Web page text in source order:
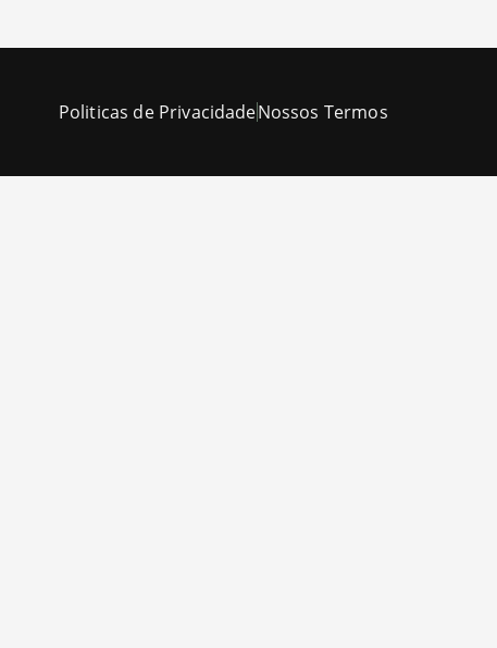
Politicas de PrivacidadeNossos Termos